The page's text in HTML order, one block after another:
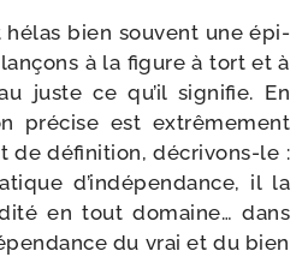
hélas bien sou­vent une épi­
à la figure à tort et à
juste ce qu’il signi­fie. En
pré­cise est extrê­me­ment
de défi­ni­tion, décrivons-​le :
d’indépendance, il la
en tout domaine… dans
du vrai et du bien